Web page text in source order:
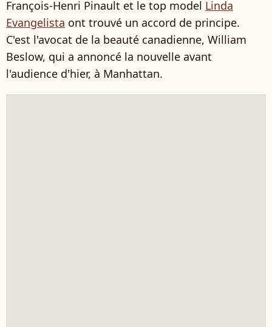
François-Henri Pinault et le top model Linda
Evangelista ont trouvé un accord de principe.
C'est l'avocat de la beauté canadienne, William
Beslow, qui a annoncé la nouvelle avant
l'audience d'hier, à Manhattan.